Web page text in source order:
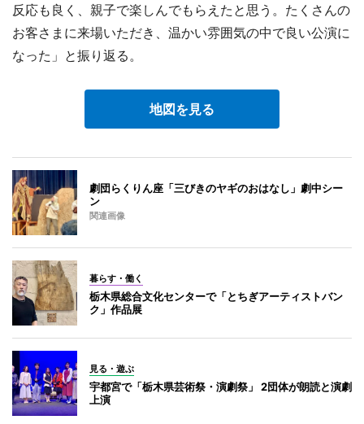
反応も良く、親子で楽しんでもらえたと思う。たくさんの
お客さまに来場いただき、温かい雰囲気の中で良い公演に
なった」と振り返る。
地図を見る
劇団らくりん座「三びきのヤギのおはなし」劇中シー
ン
関連画像
暮らす・働く
栃木県総合文化センターで「とちぎアーティストバン
ク」作品展
見る・遊ぶ
宇都宮で「栃木県芸術祭・演劇祭」 2団体が朗読と演劇
上演